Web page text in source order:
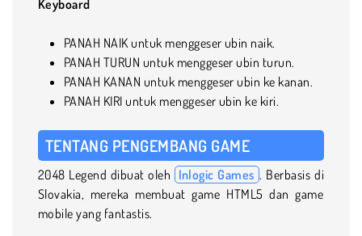
Keyboard
PANAH NAIK untuk menggeser ubin naik.
PANAH TURUN untuk menggeser ubin turun.
PANAH KANAN untuk menggeser ubin ke kanan.
PANAH KIRI untuk menggeser ubin ke kiri.
TENTANG PENGEMBANG GAME
2048 Legend dibuat oleh Inlogic Games . Berbasis di
Slovakia, mereka membuat game HTML5 dan game
mobile yang fantastis.